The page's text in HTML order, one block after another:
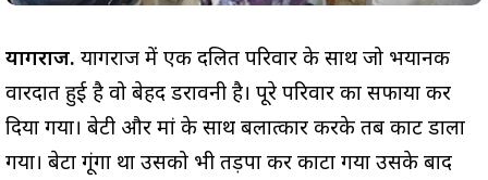
प्रयागराज. प्रयागराज में एक दलित परिवार के साथ जो भयानक
वारदात हुई है वो बेहद डरावनी है। पूरे परिवार का सफाया कर
दिया गया। बेटी और मां के साथ बलात्कार करके तब काट डाला
गया। बेटा गूंगा था उसको भी तड़पा कर काटा गया उसके बाद